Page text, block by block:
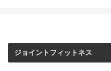
ジョイントフィットネス